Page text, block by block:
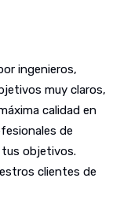
ingenieros,
muy claros,
calidad en
de
tus objetivos.
clientes de